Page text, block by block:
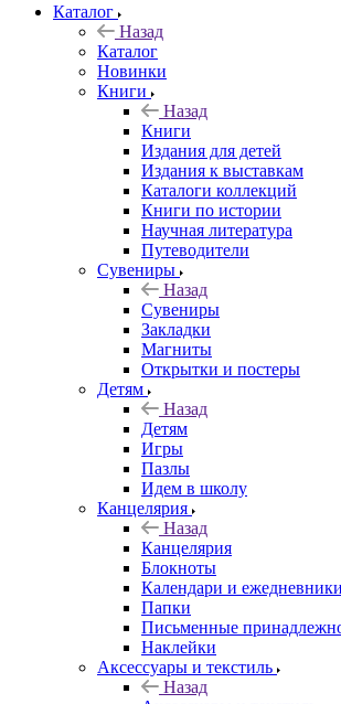
Каталог
Назад
Каталог
Новинки
Книги
Назад
Книги
Издания для детей
Издания к выставкам
Каталоги коллекций
Книги по истории
Научная литература
Путеводители
Сувениры
Назад
Сувениры
Закладки
Магниты
Открытки и постеры
Детям
Назад
Детям
Игры
Пазлы
Идем в школу
Канцелярия
Назад
Канцелярия
Блокноты
Календари и ежедневники
Папки
Письменные
Наклейки
Аксессуары и текстиль
Назад